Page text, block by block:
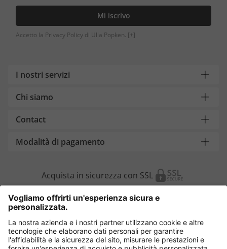
Mi iscrivo
Accetto la Privacy Policy di Ulla Popken. [+]
I nostri servizi
Chi siamo
Contact
Modalità di pagamento
Acquista in sicurezza con SSL
Cambia Paese
Italia